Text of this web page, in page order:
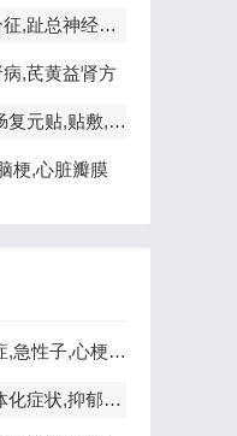
趾总神经受损
,芪黄益肾方
元贴,贴敷,湿浊
梗,心脏瓣膜
性子,心梗,血脂
状,抑郁症,焦虑